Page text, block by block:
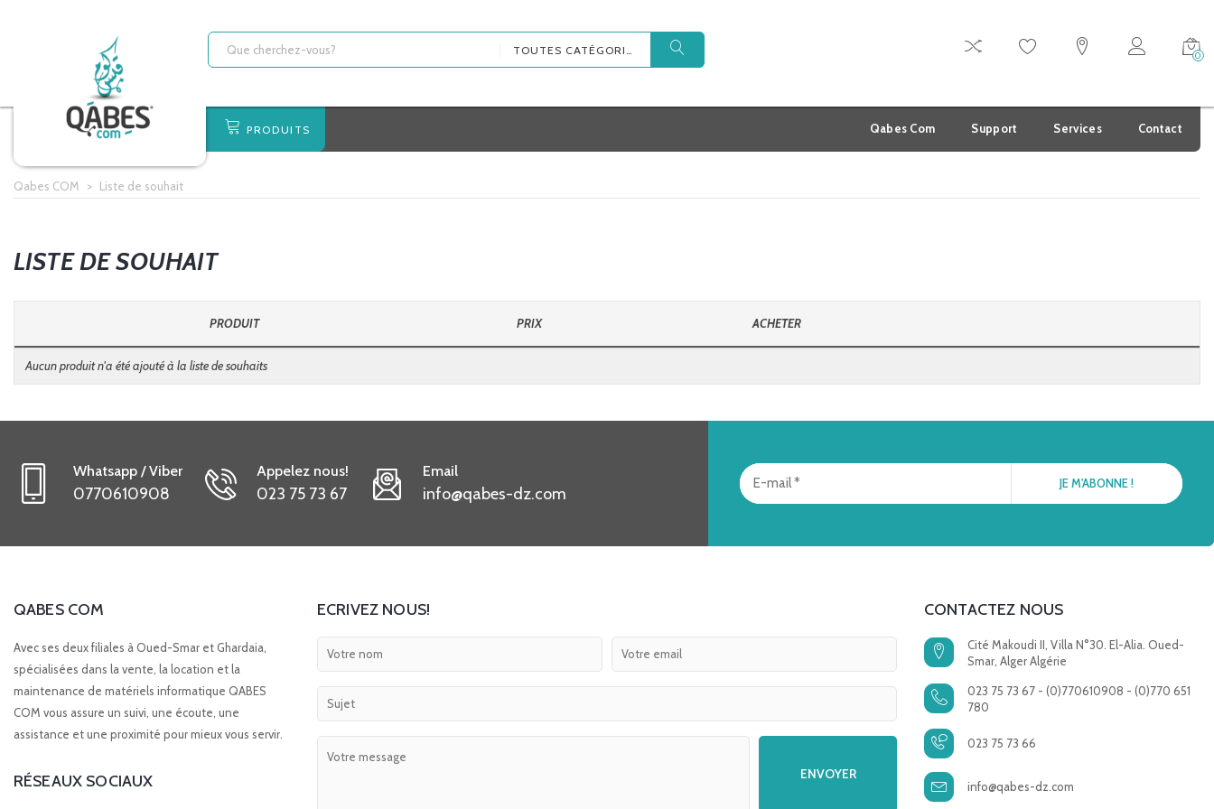
TOUTES CATÉGORIES 0
PRODUITS Qabes Com Support Services Contact
Qabes COM > Liste de souhait
LISTE DE SOUHAIT
PRODUIT PRIX ACHETER
Aucun produit n'a été ajouté à la liste de souhaits
Whatsapp / Viber
0770610908
Appelez nous!
023 75 73 67
Email
info@qabes-dz.com
QABES COM
Avec ses deux filiales à Oued-Smar et Ghardaia,
spécialisées dans la vente, la location et la
maintenance de matériels informatique QABES
COM vous assure un suivi, une écoute, une
assistance et une proximité pour mieux vous servir.
RÉSEAUX SOCIAUX
ECRIVEZ NOUS! CONTACTEZ NOUS
Cité Makoudi II, Villa N°30. El-Alia. Oued-
Smar, Alger Algérie
023 75 73 67 - (0)770610908 - (0)770 651
780
023 75 73 66
info@qabes-dz.com